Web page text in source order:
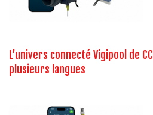
L’univers connecté Vigipool de
plusieurs langues